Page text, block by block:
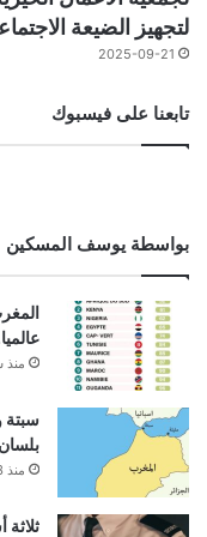
لتجهيز الضيعة
2025-09-21
تابعنا على فيسبوك
بواسطة يوسف المسكين
منذ
سبتة
منذ 3 ساعات